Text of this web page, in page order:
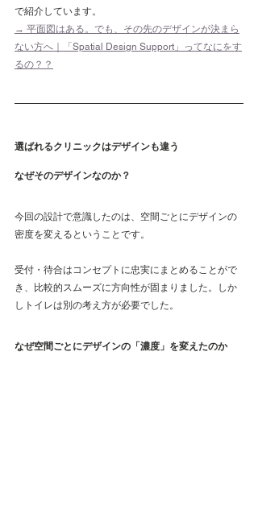
で紹介しています。
→ 平面図はある。でも、その先のデザインが決まら
ない方へ｜「Spatial Design Support」ってなにをす
るの？？
選ばれるクリニックはデザインも違う
なぜそのデザインなのか？
今回の設計で意識したのは、空間ごとにデザインの
密度を変えるということです。
受付・待合はコンセプトに忠実にまとめることがで
き、比較的スムーズに方向性が固まりました。しか
しトイレは別の考え方が必要でした。
なぜ空間ごとにデザインの「濃度」を変えたのか